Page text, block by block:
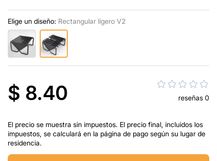
Elige un diseño: Rectangular ligero V2
$ 8.40 reseñas 0
El precio se muestra sin impuestos. El precio final, incluidos los
impuestos, se calculará en la página de pago según su lugar de
residencia.